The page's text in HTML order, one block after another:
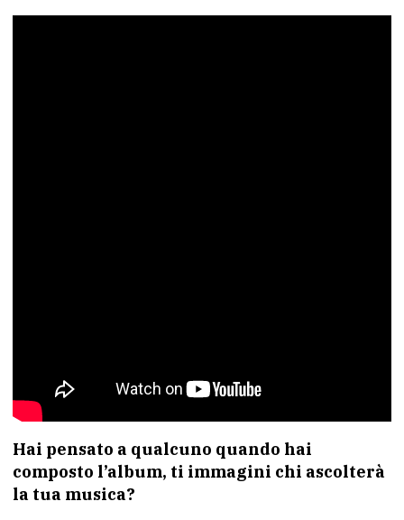
Hai pensato a qualcuno quando hai
composto l’album, ti immagini chi ascolterà
la tua musica?